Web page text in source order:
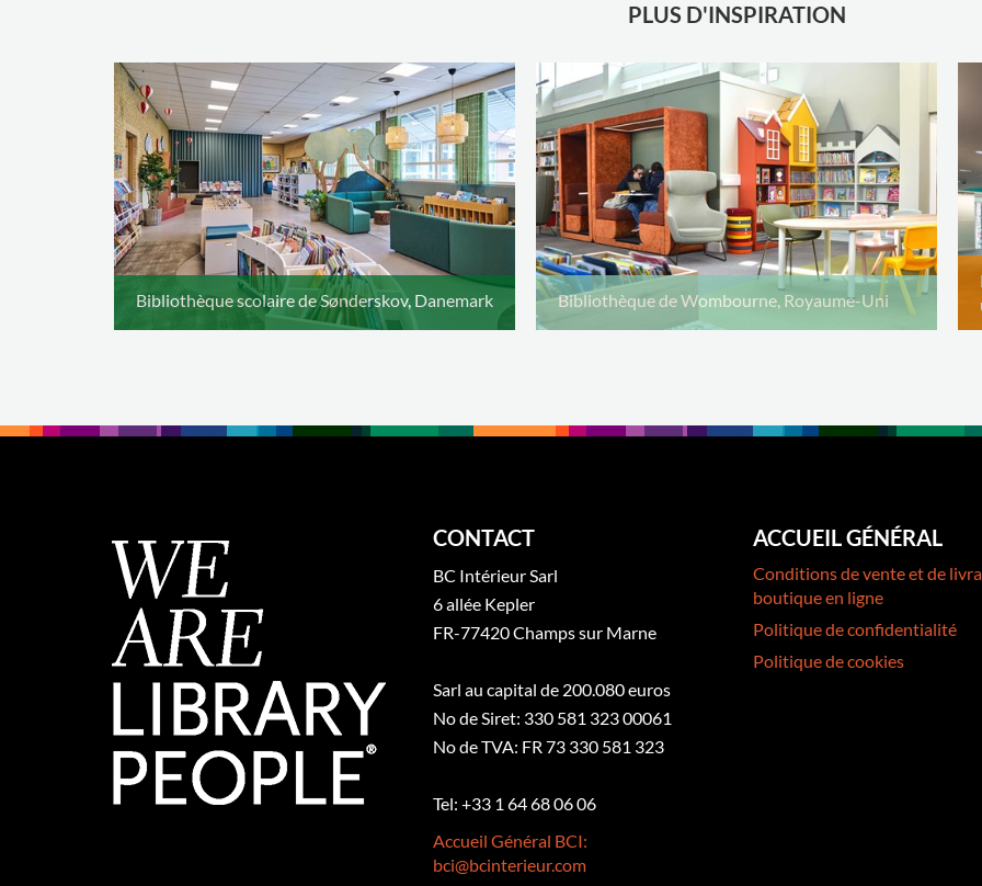
PLUS D'INSPIRATION
Bibliothèque scolaire de Sønderskov, Danemark Bibliothèque de Wombourne, Royaume-Uni
CONTACT
BC Intérieur Sarl
6 allée Kepler
FR-77420 Champs sur Marne
Sarl au capital de 200.080 euros
No de Siret: 330 581 323 00061
No de TVA: FR 73 330 581 323
Tel: +33 1 64 68 06 06
Accueil Général BCI:
bci@bcinterieur.com
ACCUEIL GÉNÉRAL
Conditions de vente et de
boutique en ligne
Politique de confidentialité
Politique de cookies